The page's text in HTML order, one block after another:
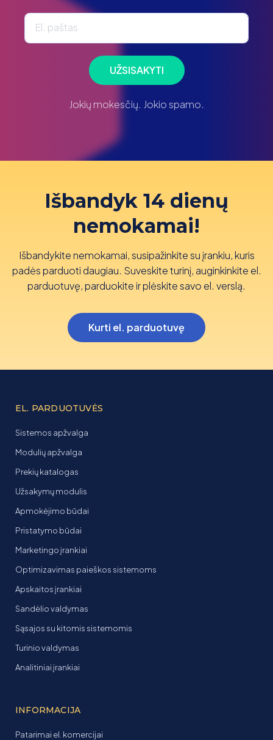
El. paštas
UŽSISAKYTI
Jokių mokesčių. Jokio spamo.
Išbandyk 14 dienų
nemokamai!
Išbandykite nemokamai, susipažinkite su įrankiu, kuris
padės parduoti daugiau. Suveskite turinį, auginkinkite el.
parduotuvę, parduokite ir plėskite savo el. verslą.
Kurti el. parduotuvę
EL. PARDUOTUVĖS
Sistemos apžvalga
Modulių apžvalga
Prekių katalogas
Užsakymų modulis
Apmokėjimo būdai
Pristatymo būdai
Marketingo įrankiai
Optimizavimas paieškos sistemoms
Apskaitos įrankiai
Sandėlio valdymas
Sąsajos su kitomis sistemomis
Turinio valdymas
Analitiniai įrankiai
INFORMACIJA
Patarimai el. komercijai